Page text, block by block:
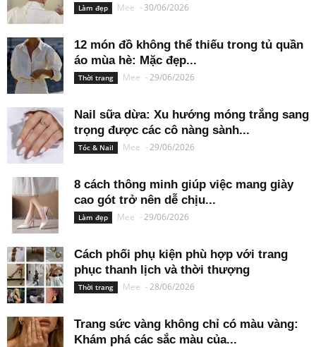
Làm đẹp Mee - 30/06/2026
12 món đồ không thể thiếu trong tủ quần
áo mùa hè: Mặc đẹp...
Thời trang Mee -29/06/2026
Nail sữa dừa: Xu hướng móng trắng sang
trọng được các cô nàng sành...
Tóc & Nail Mee -29/06/2026
8 cách thông minh giúp việc mang giày
cao gót trở nên dễ chịu...
Làm đẹp Mee -29/06/2026
Cách phối phụ kiện phù hợp với trang
phục thanh lịch và thời thượng
Thời trang Mee -28/06/2026
Trang sức vàng không chỉ có màu vàng:
Khám phá các sắc màu của...